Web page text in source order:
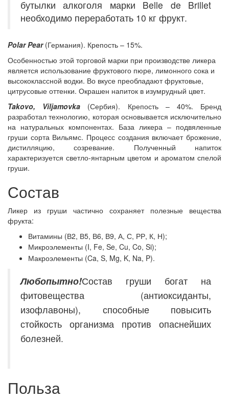
бутылки алкоголя марки Belle de Brillet
необходимо переработать 10 кг фрукт.
Polar Pear(Германия). Крепость – 15%.
Особенностью этой торговой марки при производстве ликера
является использование фруктового пюре, лимонного сока и
высококлассной водки. Во вкусе преобладают фруктовые,
цитрусовые оттенки. Окрашен напиток в изумрудный цвет.
Takovo, Viljamovka (Сербия). Крепость – 40%. Бренд
разработал технологию, которая основывается исключительно
на натуральных компонентах. База ликера – подвяленные
груши сорта Вильямс. Процесс создания включает брожение,
дистилляцию, созревание. Полученный напиток
характеризуется светло-янтарным цветом и ароматом спелой
груши.
Состав
Ликер из груши частично сохраняет полезные вещества
фрукта:
Витамины (В2, В5, В6, В9, А, С, РР, К, Н);
Микроэлементы (I, Fe, Se, Cu, Co, Si);
Макроэлементы (Ca, S, Mg, K, Na, P).
Любопытно!Состав груши богат на
фитовещества (антиоксиданты,
изофлавоны), способные повысить
стойкость организма против опаснейших
болезней.
Польза